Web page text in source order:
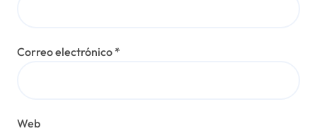
Correo electrónico *
Web